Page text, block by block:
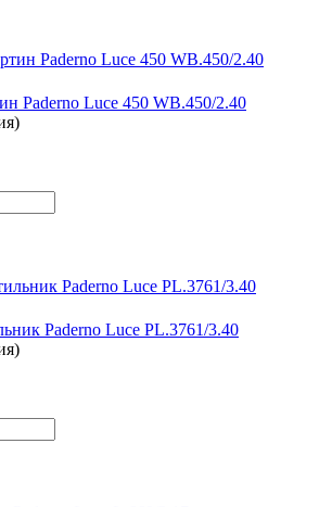
Paderno Luce 450 WB.450/2.40
Paderno Luce PL.3761/3.40